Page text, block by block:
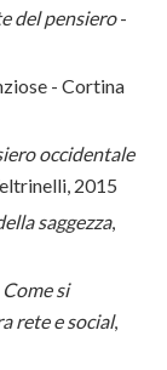
del pensiero-
- Cortina
occidentale
2015
saggezza,
si
rete e social,